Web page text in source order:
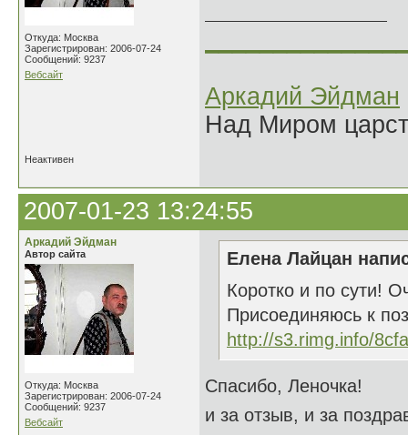
Откуда: Москва
Зарегистрирован: 2006-07-24
Сообщений: 9237
Вебсайт
Аркадий Эйдман
Над Миром
Неактивен
2007-01-23 13:24:55
Аркадий Эйдман
Автор сайта
Откуда: Москва
Зарегистрирован: 2006-07-24
Сообщений: 9237
Вебсайт
Елена Лайцан
Коротко и по сути!
Присоединяюсь к
http://s3.rimg.info/
Спасибо, Леночка!
и за отзыв, и за